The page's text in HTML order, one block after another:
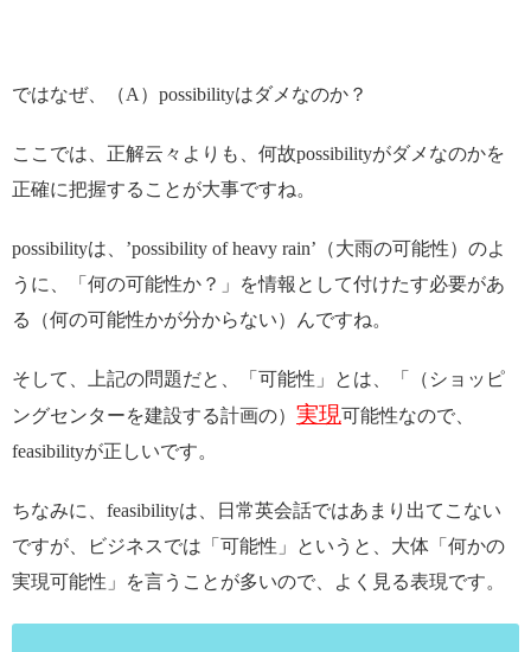
ではなぜ、（A）possibilityはダメなのか？
ここでは、正解云々よりも、何故possibilityがダメなのかを
正確に把握することが大事ですね。
possibilityは、’possibility of heavy rain’（大雨の可能性）のよ
うに、「何の可能性か？」を情報として付けたす必要があ
る（何の可能性かが分からない）んですね。
そして、上記の問題だと、「可能性」とは、「（ショッピ
ングセンターを建設する計画の） 実現可能性なので、
feasibilityが正しいです。
ちなみに、feasibilityは、日常英会話ではあまり出てこない
ですが、ビジネスでは「可能性」というと、大体「何かの
実現可能性」を言うことが多いので、よく見る表現です。